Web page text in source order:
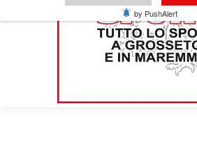
by PushAlert